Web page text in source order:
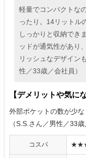
軽量でコンパクトな
ったり。14リットル
しっかりと収納でき
ッドが通気性があり
リッシュなデザイン
性／33歳／会社員）
【デメリットや気に
外部ポケットの数が少な
（S.S.さん／男性／33歳
コスパ